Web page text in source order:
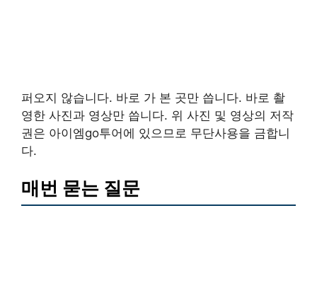
퍼오지 않습니다. 바로 가 본 곳만 씁니다. 바로 촬
영한 사진과 영상만 씁니다. 위 사진 및 영상의 저작
권은 아이엠go투어에 있으므로 무단사용을 금합니
다.
매번 묻는 질문